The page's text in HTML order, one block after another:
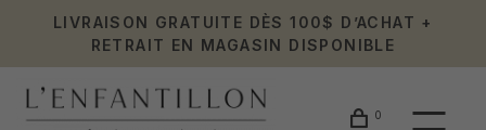
LIVRAISON GRATUITE DÈS 100$ D’ACHAT +
RETRAIT EN MAGASIN DISPONIBLE
0